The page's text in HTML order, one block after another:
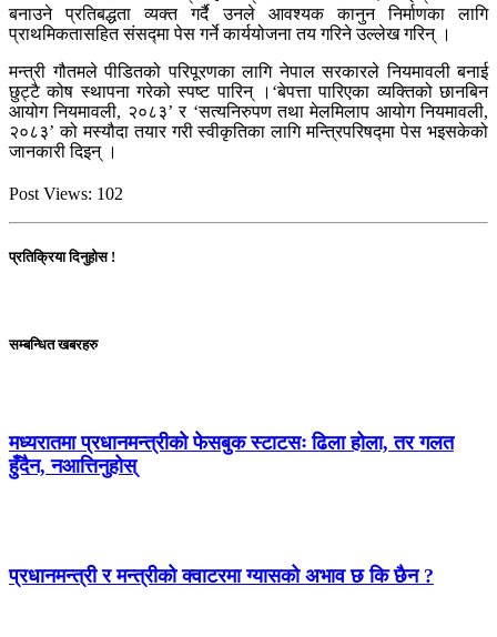
बनाउने प्रतिबद्धता व्यक्त गर्दै उनले आवश्यक कानुन निर्माणका लागि
प्राथमिकतासहित संसद्मा पेस गर्ने कार्ययोजना तय गरिने उल्लेख गरिन् ।
मन्त्री गौतमले पीडितको परिपूरणका लागि नेपाल सरकारले नियमावली बनाई
छुट्टै कोष स्थापना गरेको स्पष्ट पारिन् ।‘बेपत्ता पारिएका व्यक्तिको छानबिन
आयोग नियमावली, २०८३’ र ‘सत्यनिरुपण तथा मेलमिलाप आयोग नियमावली,
२०८३’ को मस्यौदा तयार गरी स्वीकृतिका लागि मन्त्रिपरिषद्मा पेस भइसकेको
जानकारी दिइन् ।
Post Views: 102
प्रतिक्रिया दिनुहोस !
सम्बन्धित खबरहरु
मध्यरातमा प्रधानमन्त्रीको फेसबुक स्टाटसः ढिला होला, तर गलत
हुँदैन, नआत्तिनुहोस्
प्रधानमन्त्री र मन्त्रीको क्वाटरमा ग्यासको अभाव छ कि छैन ?